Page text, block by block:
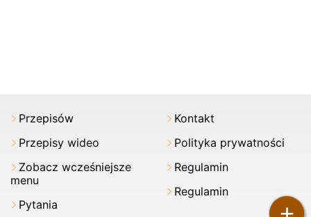
Przepisów
Przepisy wideo
Zobacz wcześniejsze
menu
Pytania
Kontakt
Polityka prywatności
Regulamin
Regulamin